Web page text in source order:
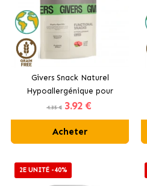
Givers Snack Naturel
Hypoallergénique pour
Chiens avec Agneau et Pois
4.35 € 3.92 €
Acheter
2E UNITÉ -40%